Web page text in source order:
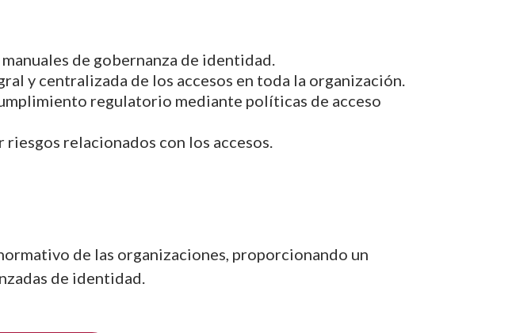
de gobernanza de identidad.
y centralizada de los accesos en toda la organización.
regulatorio mediante políticas de acceso
riesgos relacionados con los accesos.
de las organizaciones, proporcionando un
de identidad.